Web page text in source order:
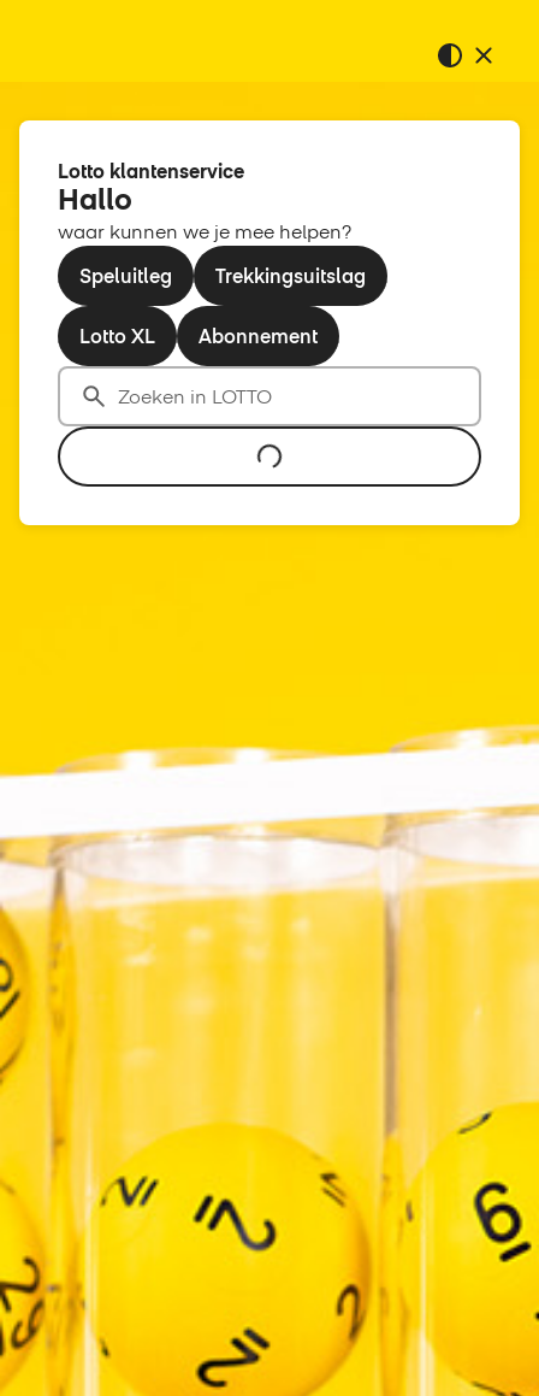
Lotto klantenservice
Hallo
waar kunnen we je mee helpen?
Speluitleg
Trekkingsuitslag
Lotto XL Abonnement